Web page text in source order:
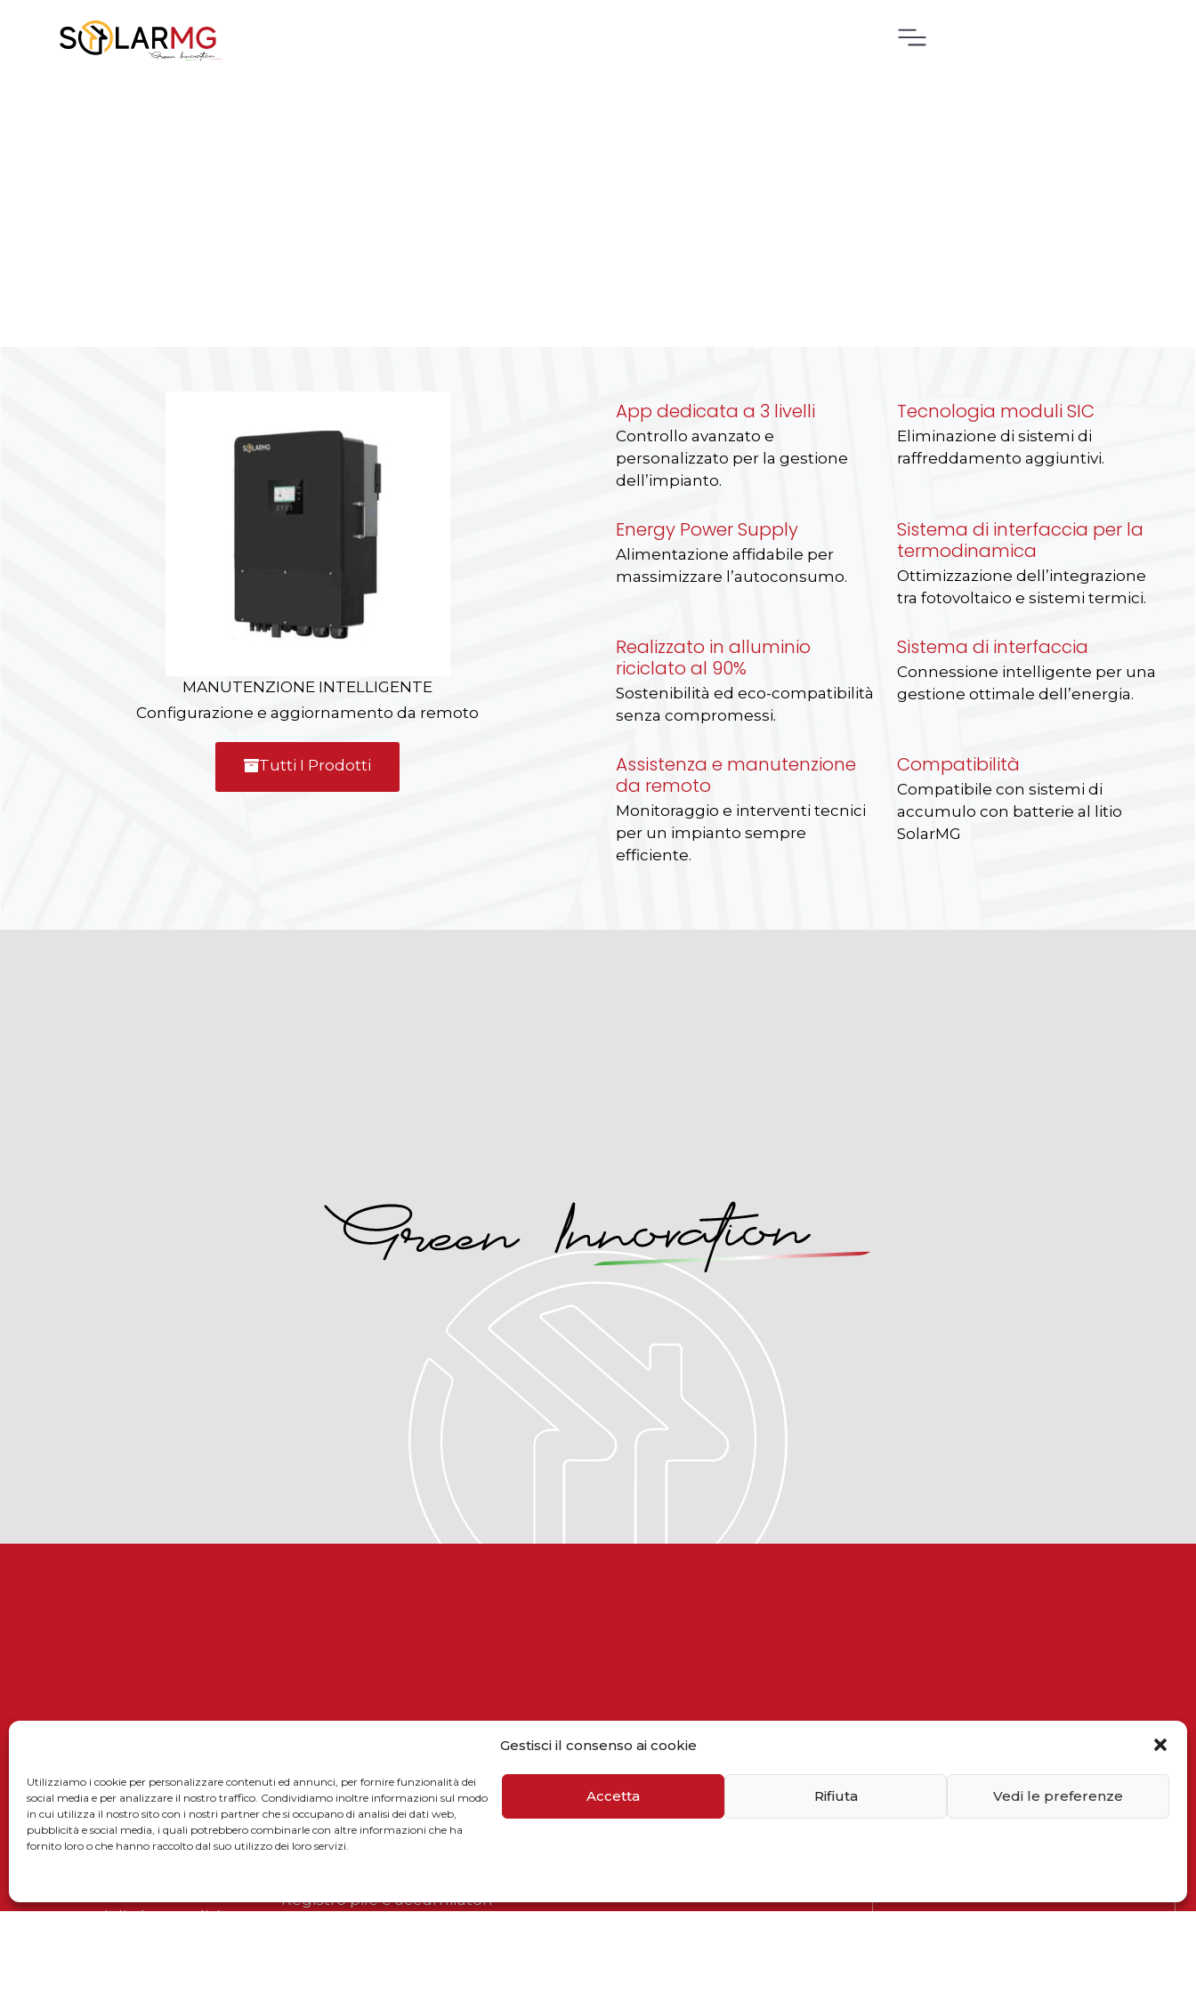
Gestisci il consenso ai cookie
Utilizziamo i cookie per personalizzare contenuti ed annunci, per fornire funzionalità dei
social media e per analizzare il nostro traffico. Condividiamo inoltre informazioni sul modo
in cui utilizza il nostro sito con i nostri partner che si occupano di analisi dei dati web,
pubblicità e social media, i quali potrebbero combinarle con altre informazioni che ha
fornito loro o che hanno raccolto dal suo utilizzo dei loro servizi.
Accetta Rifiuta Vedi le preferenze
MANUTENZIONE INTELLIGENTE
Configurazione e aggiornamento da remoto
Tutti I Prodotti
App dedicata a 3 livelli
Controllo avanzato e
personalizzato per la gestione
dell’impianto.
Tecnologia moduli SIC
Eliminazione di sistemi di
raffreddamento aggiuntivi.
Energy Power Supply
Alimentazione affidabile per
massimizzare l’autoconsumo.
Sistema di interfaccia per la
termodinamica
Ottimizzazione dell’integrazione
tra fotovoltaico e sistemi termici.
Realizzato in alluminio
riciclato al 90%
Sostenibilità ed eco-compatibilità
senza compromessi.
Sistema di interfaccia
Connessione intelligente per una
gestione ottimale dell’energia.
Assistenza e manutenzione
da remoto
Monitoraggio e interventi tecnici
per un impianto sempre
efficiente.
Compatibilità
Compatibile con sistemi di
accumulo con batterie al litio
SolarMG
Sede legale:
Via Enrico De Nicola, 9
52025 Montevarchi (AR – Italia)
52022 Cavriglia (AR – Italia)
Privacy policy
Smaltimento imballaggi
Registro pile e accumilatori